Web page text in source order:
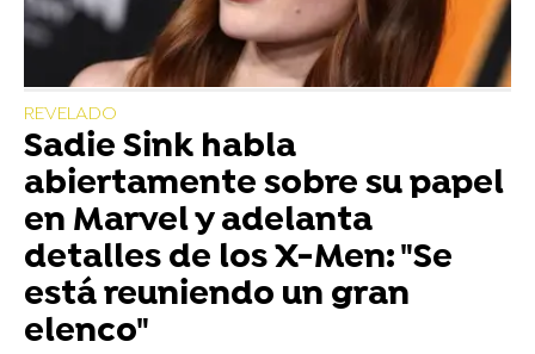
REVELADO
Sadie Sink habla
abiertamente sobre su papel
en Marvel y adelanta
detalles de los X-Men: "Se
está reuniendo un gran
elenco"